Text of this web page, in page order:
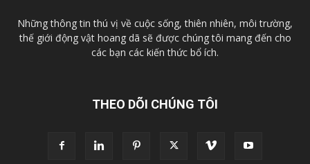
Những thông tin thú vị về cuộc sống, thiên nhiên, môi trường,
thế giới động vật hoang dã sẽ được chúng tôi mang đến cho
các bạn các kiến thức bổ ích.
THEO DÕI CHÚNG TÔI